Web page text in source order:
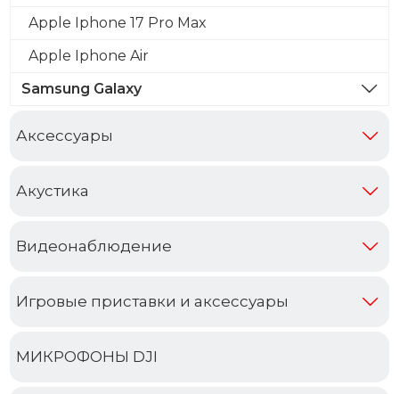
Apple Iphone 17 Pro Max
Apple Iphone Air
Samsung Galaxy
Аксессуары
Акустика
Видеонаблюдение
Игровые приставки и аксессуары
МИКРОФОНЫ DJI